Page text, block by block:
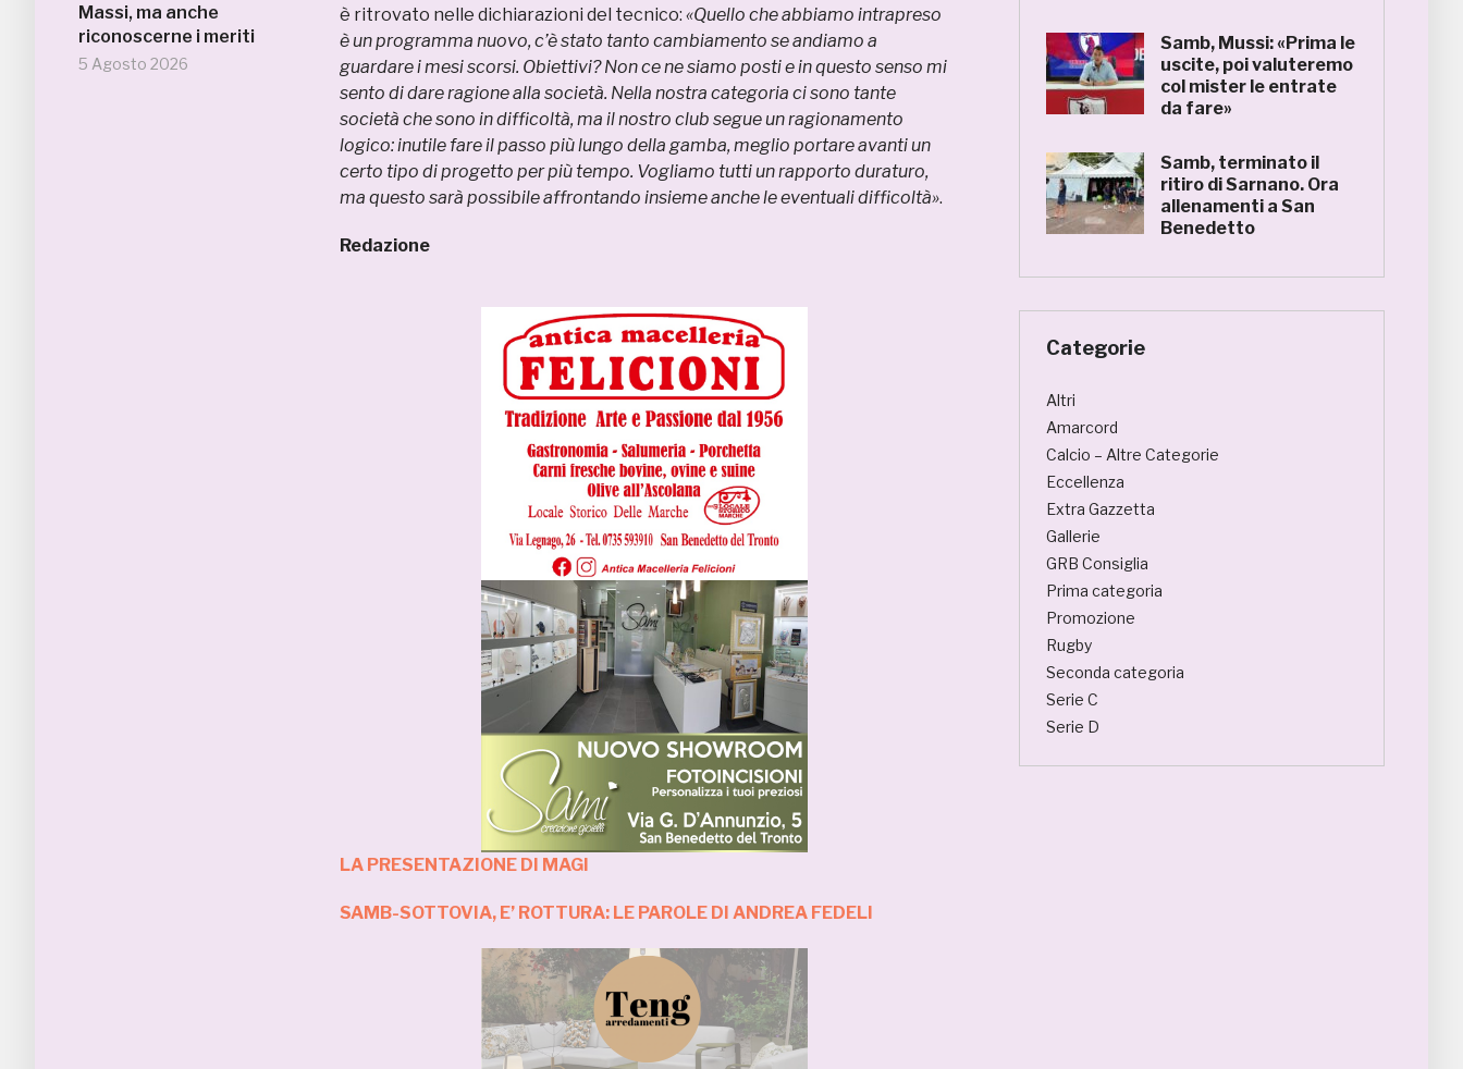
Massi, ma anche
riconoscerne i meriti
5 Agosto 2026
è ritrovato nelle dichiarazioni del tecnico: «Quello che abbiamo intrapreso
è un programma nuovo, c’è stato tanto cambiamento se andiamo a
guardare i mesi scorsi. Obiettivi? Non ce ne siamo posti e in questo senso mi
sento di dare ragione alla società. Nella nostra categoria ci sono tante
società che sono in difficoltà, ma il nostro club segue un ragionamento
logico: inutile fare il passo più lungo della gamba, meglio portare avanti un
certo tipo di progetto per più tempo. Vogliamo tutti un rapporto duraturo,
ma questo sarà possibile affrontando insieme anche le eventuali difficoltà».
Redazione
LA PRESENTAZIONE DI MAGI
SAMB-SOTTOVIA, E’ ROTTURA: LE PAROLE DI ANDREA FEDELI
Samb, Mussi: «Prima le
uscite, poi valuteremo
col mister le entrate
da fare»
Samb, terminato il
ritiro di Sarnano. Ora
allenamenti a San
Benedetto
Categorie
Altri
Amarcord
Calcio – Altre Categorie
Eccellenza
Extra Gazzetta
Gallerie
GRB Consiglia
Prima categoria
Promozione
Rugby
Seconda categoria
Serie C
Serie D